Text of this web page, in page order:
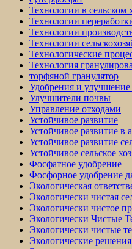
Технологии в сельском
Технологии
Технологии
Технологии
Технологические
Технология
торфяной гранулятор
Удобрения и
Улучшители почвы
Управление отходами
Устойчивое развитие
Устойчивое развитие
Устойчивое развитие
Устойчивое сельское
Фосфатное удобрение
Фосфорное удобрение
Экологическая
Экологически чистая
Экологически чистое
Экологически Чистые
Экологически чистые
Экологические решения